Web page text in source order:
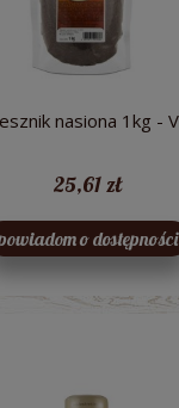
nasiona 1kg -
25,61 zł
o dostępności